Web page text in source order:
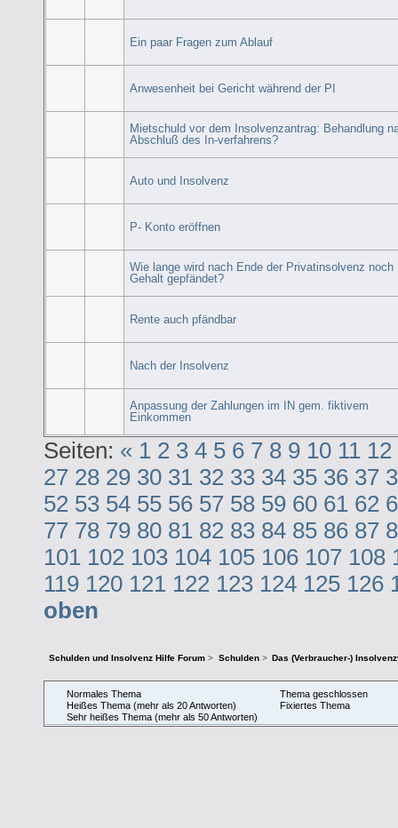
Ein paar Fragen zum Ablauf
Anwesenheit bei Gericht während der PI
Mietschuld vor dem Insolvenzantrag: Behandlung
Abschluß des In-verfahrens?
Auto und Insolvenz
P- Konto eröffnen
Wie lange wird nach Ende der Privatinsolvenz noch
Gehalt gepfändet?
Rente auch pfändbar
Nach der Insolvenz
Anpassung der Zahlungen im IN gem. fiktivem
Einkommen
Seiten: « 1 2 3 4 5 6 7 8 9 10 11 12
27 28 29 30 31 32 33 34 35 36 37
52 53 54 55 56 57 58 59 60 61 62
77 78 79 80 81 82 83 84 85 86 87
101 102 103 104 105 106 107 108
119 120 121 122 123 124 125 126
oben
Schulden und Insolvenz Hilfe Forum > Schulden> Das (Verbraucher-)
Normales Thema
Heißes Thema (mehr als 20 Antworten)
Sehr heißes Thema (mehr als 50 Antworten)
Thema geschlossen
Fixiertes Thema